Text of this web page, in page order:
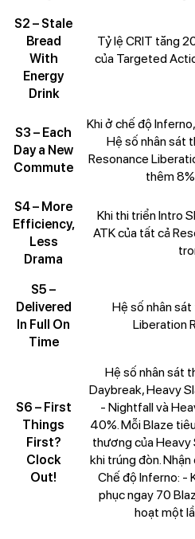
S2 – Stale
Bread
With
Energy
Drink
Tỷ lệ CRIT tăng
của Targeted
S3 – Each
Day a New
Commute
Khi ở chế độ
Hệ số nhân sát
Resonance
thêm
S4 – More
Efficiency,
Less
Drama
Khi thi triển Intro
ATK của tất cả
S5 –
Delivered
In Full On
Time
Hệ số nhân
Liberation
S6 – First
Things
First?
Clock
Out!
Hệ số nhân sát
Daybreak, Heavy
- Nightfall và
40%. Mỗi Blaze
thương của
khi trúng đòn.
Chế độ Inferno: -
phục ngay 70
hoạt một